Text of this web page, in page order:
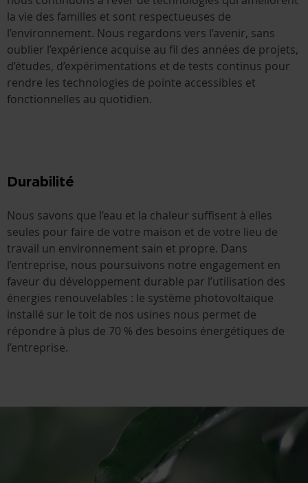
la vie des familles et sont respectueuses de
l’environnement. Nous regardons vers l’avenir, sans
oublier l’expérience acquise au fil des années de projets,
d’études, d’expérimentations et de tests continus pour
rendre les technologies de pointe accessibles et
fonctionnelles au quotidien.
Durabilité
Nous savons que l’eau et la chaleur suffisent à elles
seules pour faire de votre maison et de votre lieu de
travail un environnement sain et propre. Dans
l’entreprise, nous poursuivons notre engagement en
faveur du développement durable par l’utilisation des
énergies renouvelables : le système photovoltaïque
installé sur le toit de nos usines nous permet de
répondre à plus de 70 % des besoins énergétiques de
l’entreprise.